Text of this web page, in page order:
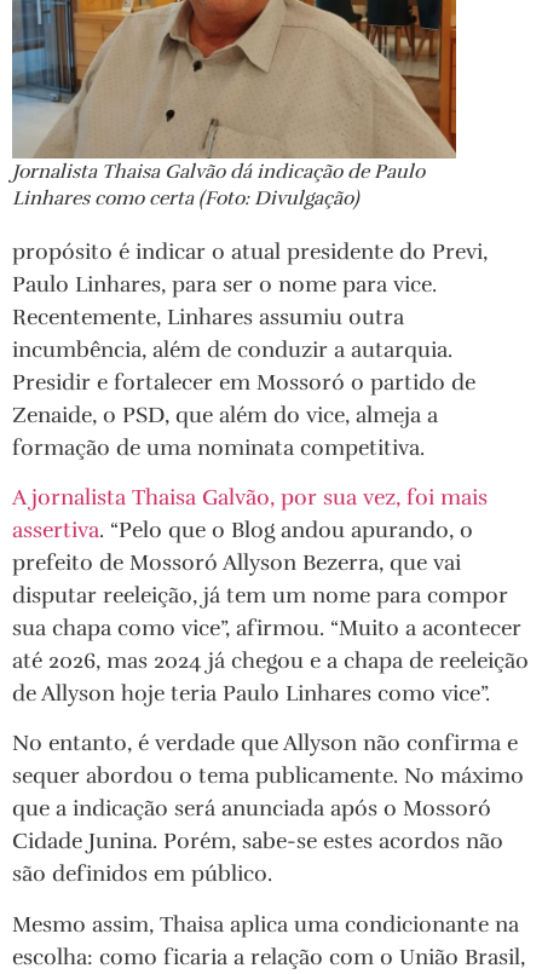
Jornalista Thaisa Galvão dá indicação de Paulo
Linhares como certa (Foto: Divulgação)
propósito é indicar o atual presidente do Previ,
Paulo Linhares, para ser o nome para vice.
Recentemente, Linhares assumiu outra
incumbência, além de conduzir a autarquia.
Presidir e fortalecer em Mossoró o partido de
Zenaide, o PSD, que além do vice, almeja a
formação de uma nominata competitiva.
A jornalista Thaisa Galvão, por sua vez, foi mais
assertiva. “Pelo que o Blog andou apurando, o
prefeito de Mossoró Allyson Bezerra, que vai
disputar reeleição, já tem um nome para compor
sua chapa como vice”, afirmou. “Muito a acontecer
até 2026, mas 2024 já chegou e a chapa de reeleição
de Allyson hoje teria Paulo Linhares como vice”.
No entanto, é verdade que Allyson não confirma e
sequer abordou o tema publicamente. No máximo
que a indicação será anunciada após o Mossoró
Cidade Junina. Porém, sabe-se estes acordos não
são definidos em público.
Mesmo assim, Thaisa aplica uma condicionante na
escolha: como ficaria a relação com o União Brasil,